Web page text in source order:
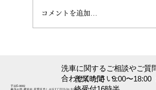
週末出張洗車の利用方法
コメントを追加…
洗車に関するご相談やご質
合わせください。
営業時間 9:00〜18:00
〒225-0002
神奈川県 横浜市 青葉区美しが丘1丁目13-10 吉村ビル107